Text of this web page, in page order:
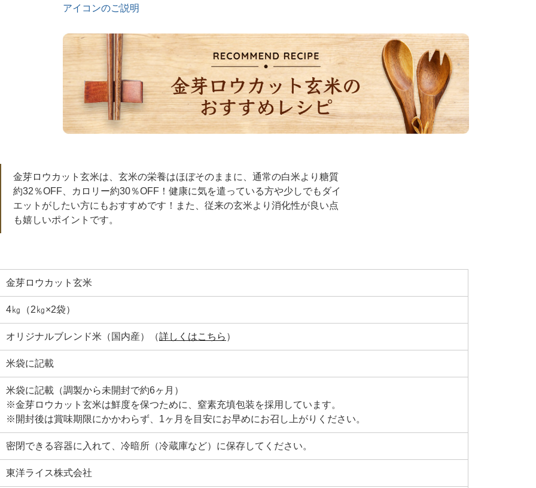
アイコンのご説明
金芽ロウカット玄米は、玄米の栄養はほぼそのままに、通常の白米より糖質
約32％OFF、カロリー約30％OFF！健康に気を遣っている方や少しでもダイ
エットがしたい方にもおすすめです！また、従来の玄米より消化性が良い点
も嬉しいポイントです。
金芽ロウカット玄米
4㎏（2㎏×2袋）
オリジナルブレンド米（国内産）（詳しくはこちら ）
米袋に記載
米袋に記載（調製から未開封で約6ヶ月）
※金芽ロウカット玄米は鮮度を保つために、窒素充填包装を採用しています。
※開封後は賞味期限にかかわらず、1ヶ月を目安にお早めにお召し上がりください。
密閉できる容器に入れて、冷暗所（冷蔵庫など）に保存してください。
東洋ライス株式会社